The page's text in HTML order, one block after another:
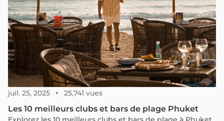
juil. 25, 2025 25,741 vues
Les 10 meilleurs clubs et bars de plage Phuket